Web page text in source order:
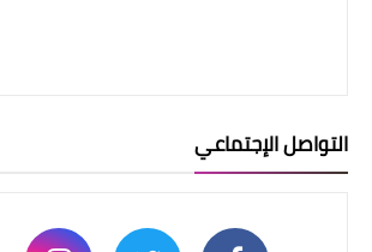
التواصل الإجتماعي